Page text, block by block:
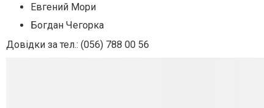
Евгений Мори
Богдан Чегорка
Довідки за тел.: (056) 788 00 56